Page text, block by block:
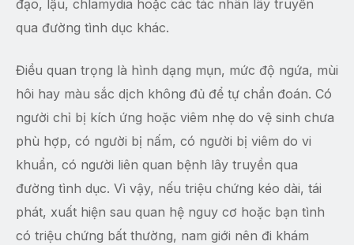
đạo, lậu, chlamydia hoặc các tác nhân lây truyền
qua đường tình dục khác.
Điều quan trọng là hình dạng mụn, mức độ ngứa, mùi
hôi hay màu sắc dịch không đủ để tự chẩn đoán. Có
người chỉ bị kích ứng hoặc viêm nhẹ do vệ sinh chưa
phù hợp, có người bị nấm, có người bị viêm do vi
khuẩn, có người liên quan bệnh lây truyền qua
đường tình dục. Vì vậy, nếu triệu chứng kéo dài, tái
phát, xuất hiện sau quan hệ nguy cơ hoặc bạn tình
có triệu chứng bất thường, nam giới nên đi khám